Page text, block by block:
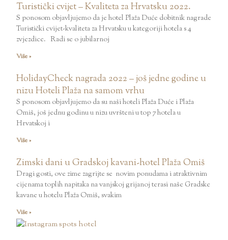
Turistički cvijet – Kvaliteta za Hrvatsku 2022.
S ponosom objavljujemo da je hotel Plaža Duće dobitnik nagrade
Turistički cvijet-kvaliteta za Hrvatsku u kategoriji hotela s 4
zvjezdice. Radi se o jubilarnoj
Više »
HolidayCheck nagrada 2022 – još jedne godine u
nizu Hoteli Plaža na samom vrhu
S ponosom objavljujemo da su naši hoteli Plaža Duće i Plaža
Omiš, još jednu godinu u nizu uvršteni u top 7 hotela u
Hrvatskoj i
Više »
Zimski dani u Gradskoj kavani-hotel Plaža Omiš
Dragi gosti, ove zime zagrijte se novim ponudama i atraktivnim
cijenama toplih napitaka na vanjskoj grijanoj terasi naše Gradske
kavane u hotelu Plaža Omiš, svakim
Više »